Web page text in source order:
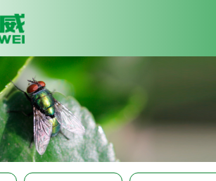
: Array and string
curly braces is
on